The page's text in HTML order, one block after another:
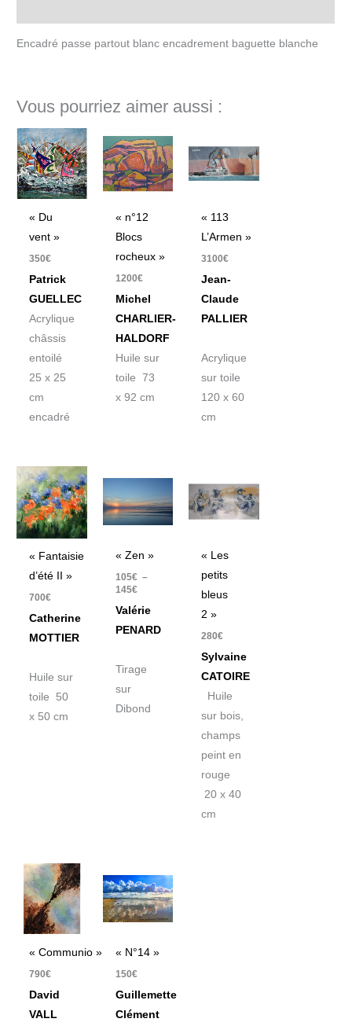
Encadré passe partout blanc encadrement baguette blanche
Vous pourriez aimer aussi :
« Du
vent »
350€
Patrick
GUELLEC
Acrylique
châssis
entoilé
25 x 25
cm
encadré
« n°12
Blocs
rocheux »
1200€
Michel
CHARLIER-
HALDORF
Huile sur
toile 73
x 92 cm
« 113
L’Armen »
3100€
Jean-
Claude
PALLIER
Acrylique
sur toile
120 x 60
cm
« Fantaisie
d’été II »
700€
Catherine
MOTTIER
Huile sur
toile 50
x 50 cm
« Zen »
105€ –
145€
prix :
105€
à
Valérie
PENARD
Tirage
sur
Dibond
« Les
petits
bleus
2 »
280€
Sylvaine
CATOIRE
Huile
sur bois,
champs
peint en
rouge
20 x 40
cm
« Communio »
790€
David
VALL
« N°14 »
150€
Guillemette
Clément